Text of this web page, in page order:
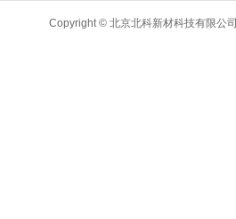
Copyright © 北京北科新材科技有限公司